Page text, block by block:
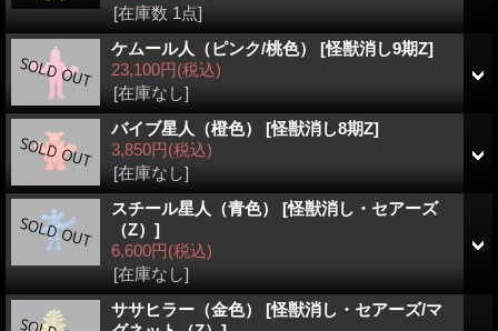
[在庫数 1点]
ケムール人（ピンク/桃色） [怪獣消し9期Z]
23,100円(税込)
[在庫なし]
バイブ星人（橙色） [怪獣消し8期Z]
3,850円(税込)
[在庫なし]
スチール星人（青色） [怪獣消し・セアーズ
（Z）]
6,600円(税込)
[在庫なし]
ササヒラー（金色） [怪獣消し・セアーズ/マ